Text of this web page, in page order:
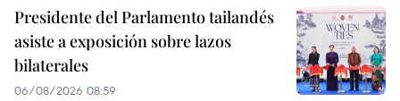
Presidente del Parlamento tailandés
asiste a exposición sobre lazos
bilaterales
06/08/2026 08:59